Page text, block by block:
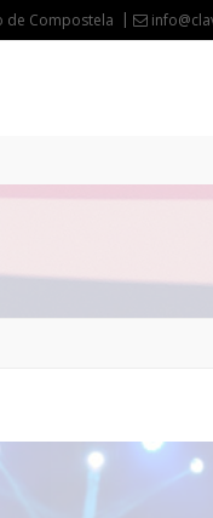
de Compostela